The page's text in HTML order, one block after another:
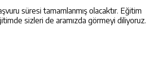
süresi tamamlanmış olacaktır. Eğitim
sizleri de aramızda görmeyi diliyoruz.